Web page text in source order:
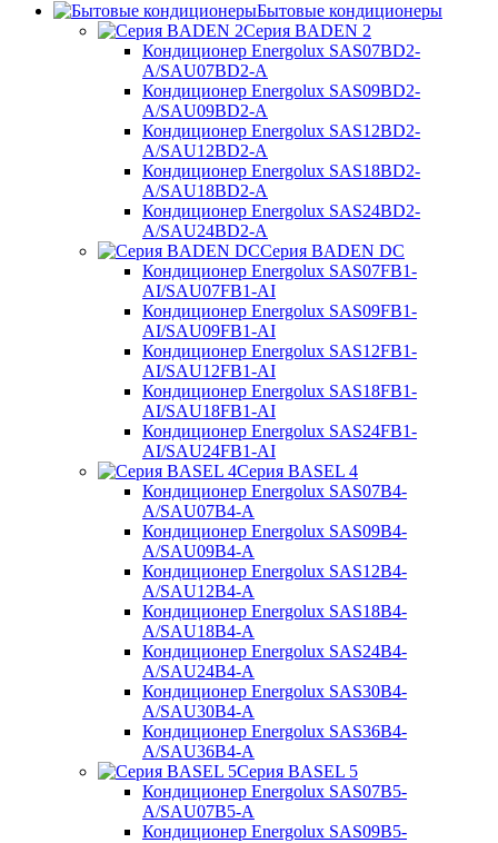
Бытовые кондиционеры
Серия BADEN 2
Кондиционер Energolux SAS07BD2-
A/SAU07BD2-A
Кондиционер Energolux SAS09BD2-
A/SAU09BD2-A
Кондиционер Energolux SAS12BD2-
A/SAU12BD2-A
Кондиционер Energolux SAS18BD2-
A/SAU18BD2-A
Кондиционер Energolux SAS24BD2-
A/SAU24BD2-A
Серия BADEN DC
Кондиционер Energolux SAS07FB1-
AI/SAU07FB1-AI
Кондиционер Energolux SAS09FB1-
AI/SAU09FB1-AI
Кондиционер Energolux SAS12FB1-
AI/SAU12FB1-AI
Кондиционер Energolux SAS18FB1-
AI/SAU18FB1-AI
Кондиционер Energolux SAS24FB1-
AI/SAU24FB1-AI
Серия BASEL 4
Кондиционер Energolux SAS07B4-
A/SAU07B4-A
Кондиционер Energolux SAS09B4-
A/SAU09B4-A
Кондиционер Energolux SAS12B4-
A/SAU12B4-A
Кондиционер Energolux SAS18B4-
A/SAU18B4-A
Кондиционер Energolux SAS24B4-
A/SAU24B4-A
Кондиционер Energolux SAS30B4-
A/SAU30B4-A
Кондиционер Energolux SAS36B4-
A/SAU36B4-A
Серия BASEL 5
Кондиционер Energolux SAS07B5-
A/SAU07B5-A
Кондиционер Energolux SAS09B5-